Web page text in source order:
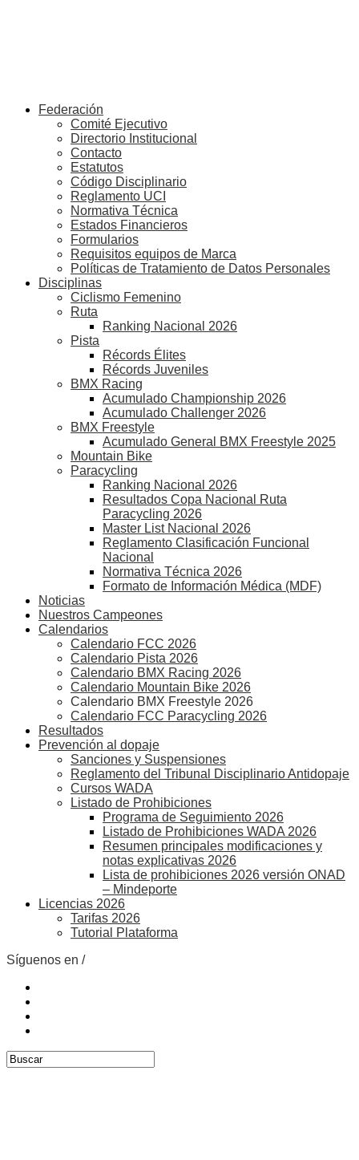
Federación
Comité Ejecutivo
Directorio Institucional
Contacto
Estatutos
Código Disciplinario
Reglamento UCI
Normativa Técnica
Estados Financieros
Formularios
Requisitos equipos de Marca
Políticas de Tratamiento de Datos Personales
Disciplinas
Ciclismo Femenino
Ruta
Ranking Nacional 2026
Pista
Récords Élites
Récords Juveniles
BMX Racing
Acumulado Championship 2026
Acumulado Challenger 2026
BMX Freestyle
Acumulado General BMX Freestyle 2025
Mountain Bike
Paracycling
Ranking Nacional 2026
Resultados Copa Nacional Ruta
Paracycling 2026
Master List Nacional 2026
Reglamento Clasificación Funcional
Nacional
Normativa Técnica 2026
Formato de Información Médica (MDF)
Noticias
Nuestros Campeones
Calendarios
Calendario FCC 2026
Calendario Pista 2026
Calendario BMX Racing 2026
Calendario Mountain Bike 2026
Calendario BMX Freestyle 2026
Calendario FCC Paracycling 2026
Resultados
Prevención al dopaje
Sanciones y Suspensiones
Reglamento del Tribunal Disciplinario Antidopaje
Cursos WADA
Listado de Prohibiciones
Programa de Seguimiento 2026
Listado de Prohibiciones WADA 2026
Resumen principales modificaciones y
notas explicativas 2026
Lista de prohibiciones 2026 versión ONAD
– Mindeporte
Licencias 2026
Tarifas 2026
Tutorial Plataforma
Síguenos en /